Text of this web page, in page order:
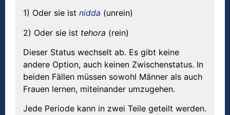
1) Oder sie ist nidda (unrein)
2) Oder sie ist tehora (rein)
Dieser Status wechselt ab. Es gibt keine
andere Option, auch keinen Zwischenstatus. In
beiden Fällen müssen sowohl Männer als auch
Frauen lernen, miteinander umzugehen.
Jede Periode kann in zwei Teile geteilt werden.